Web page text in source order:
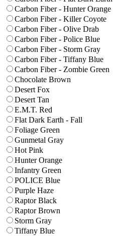
Carbon Fiber - Hunter Orange
Carbon Fiber - Killer Coyote
Carbon Fiber - Olive Drab
Carbon Fiber - Police Blue
Carbon Fiber - Storm Gray
Carbon Fiber - Tiffany Blue
Carbon Fiber - Zombie Green
Chocolate Brown
Desert Fox
Desert Tan
E.M.T. Red
Flat Dark Earth - Fall
Foliage Green
Gunmetal Gray
Hot Pink
Hunter Orange
Infantry Green
POLICE Blue
Purple Haze
Raptor Black
Raptor Brown
Storm Gray
Tiffany Blue